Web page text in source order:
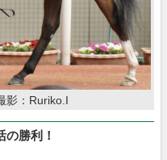
：Ruriko.I
勝利！